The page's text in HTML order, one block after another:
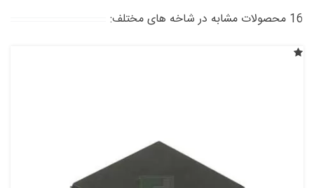
16 محصولات مشابه در شاخه های مختلف: